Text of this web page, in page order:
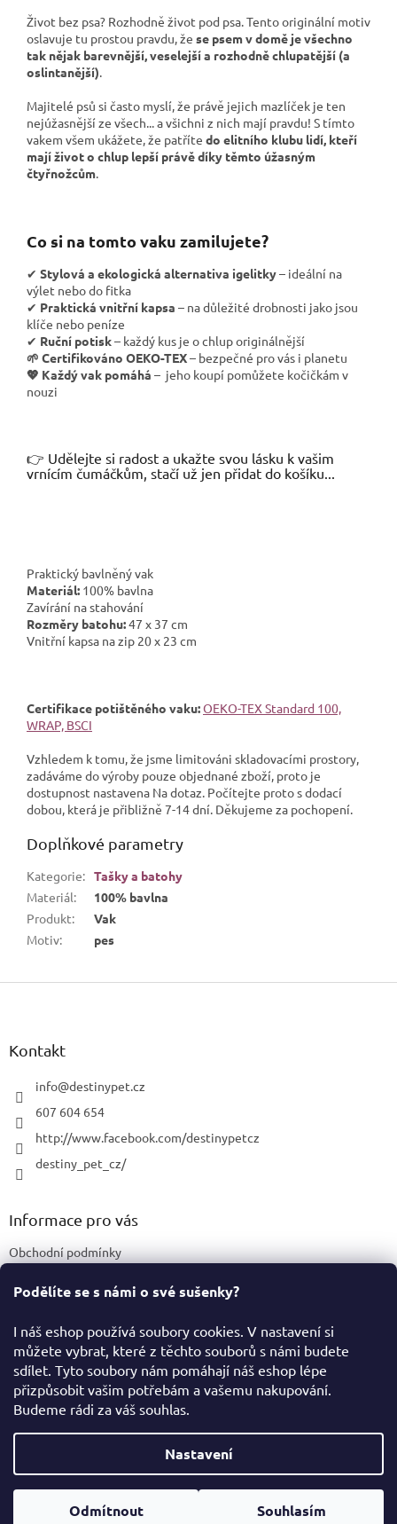
Podělíte se s námi o své sušenky?
I náš eshop používá soubory cookies. V nastavení si
můžete vybrat, které z těchto souborů s námi budete
sdílet. Tyto soubory nám pomáhají náš eshop lépe
přizpůsobit vašim potřebám a vašemu nakupování.
Budeme rádi za váš souhlas.
Nastavení
Odmítnout Souhlasím
Život bez psa? Rozhodně život pod psa. Tento originální motiv
oslavuje tu prostou pravdu, že se psem v domě je všechno
tak nějak barevnější, veselejší a rozhodně chlupatější (a
oslintanější).
Majitelé psů si často myslí, že právě jejich mazlíček je ten
nejúžasnější ze všech... a všichni z nich mají pravdu! S tímto
vakem všem ukážete, že patříte do elitního klubu lidí, kteří
mají život o chlup lepší právě díky těmto úžasným
čtyřnožcům.
Co si na tomto vaku zamilujete?
✔ Stylová a ekologická alternativa igelitky– ideální na
výlet nebo do fitka
✔ Praktická vnitřní kapsa – na důležité drobnosti jako jsou
klíče nebo peníze
✔ Ruční potisk– každý kus je o chlup originálnější
🌱 Certifikováno OEKO-TEX– bezpečné pro vás i planetu
💖 Každý vak pomáhá – jeho koupí pomůžete kočičkám v
nouzi
👉 Udělejte si radost a ukažte svou lásku k vašim
vrnícím čumáčkům, stačí už jen přidat do košíku...
Praktický bavlněný vak
Materiál: 100% bavlna
Zavírání na stahování
Rozměry batohu:47 x 37 cm
Vnitřní kapsa na zip 20 x 23 cm
Certifikace potištěného vaku:OEKO-TEX Standard 100,
WRAP, BSCI
Vzhledem k tomu, že jsme limitováni skladovacími prostory,
zadáváme do výroby pouze objednané zboží, proto je
dostupnost nastavena Na dotaz. Počítejte proto s dodací
dobou, která je přibližně 7-14 dní. Děkujeme za pochopení.
Doplňkové parametry
Kategorie: Tašky a batohy
Materiál:
100% bavlna
Produkt:
Vak
Motiv: pes
Z
Kontakt
info@destinypet.cz
607 604 654
http://www.facebook.com/destinypetcz
destiny_pet_cz/
Informace pro vás
Obchodní podmínky
Certifikace a označení produktů
Facebook
Copyright 2026Destiny Pet Shop. Všechna práva vyhrazena.
Upravit nastavení cookies